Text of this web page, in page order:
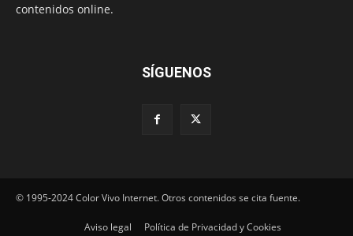
contenidos online.
SÍGUENOS
© 1995-2024 Color Vivo Internet. Otros contenidos se cita fuente.
Aviso legal Política de Privacidad y Cookies